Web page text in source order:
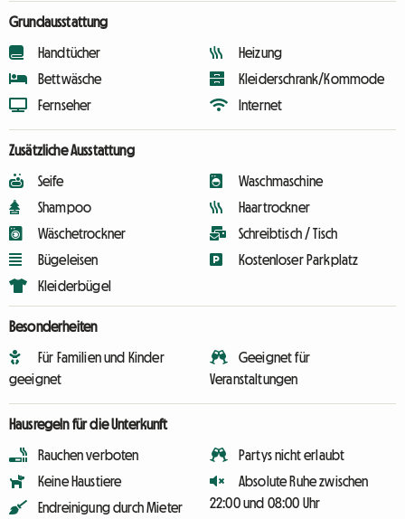
Grundausstattung
Handtücher
Bettwäsche
Fernseher
Heizung
Kleiderschrank/Kommode
Internet
Zusätzliche Ausstattung
Seife
Shampoo
Wäschetrockner
Bügeleisen
Kleiderbügel
Waschmaschine
Haartrockner
Schreibtisch / Tisch
Kostenloser Parkplatz
Besonderheiten
Für Familien und Kinder
geeignet
Geeignet für
Veranstaltungen
Hausregeln für die Unterkunft
Rauchen verboten
Keine Haustiere
Endreinigung durch Mieter
Partys nicht erlaubt
Absolute Ruhe zwischen
22:00 und 08:00 Uhr